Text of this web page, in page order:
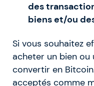
des
biens et/ou
Si vous souhaitez
acheter un bien ou
convertir en
acceptés comme